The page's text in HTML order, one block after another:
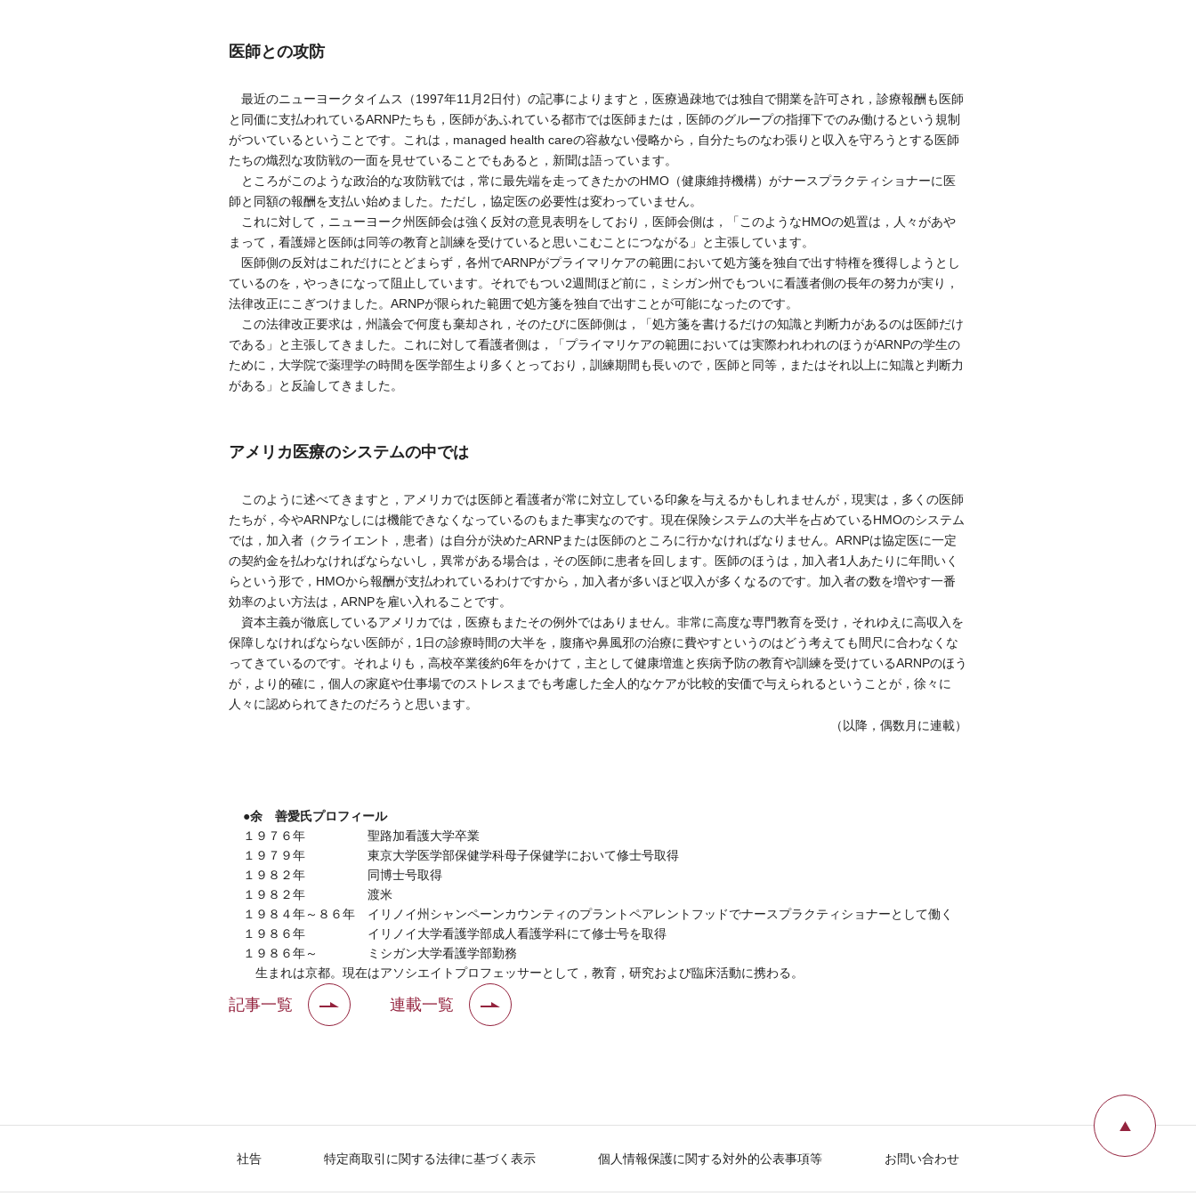
医師との攻防
最近のニューヨークタイムス（1997年11月2日付）の記事によりますと，医療過疎地では独自で開業を許可され，診療報酬も医師
と同価に支払われているARNPたちも，医師があふれている都市では医師または，医師のグループの指揮下でのみ働けるという規制
がついているということです。これは，managed health careの容赦ない侵略から，自分たちのなわ張りと収入を守ろうとする医師
たちの熾烈な攻防戦の一面を見せていることでもあると，新聞は語っています。
ところがこのような政治的な攻防戦では，常に最先端を走ってきたかのHMO（健康維持機構）がナースプラクティショナーに医
師と同額の報酬を支払い始めました。ただし，協定医の必要性は変わっていません。
これに対して，ニューヨーク州医師会は強く反対の意見表明をしており，医師会側は，「このようなHMOの処置は，人々があや
まって，看護婦と医師は同等の教育と訓練を受けていると思いこむことにつながる」と主張しています。
医師側の反対はこれだけにとどまらず，各州でARNPがプライマリケアの範囲において処方箋を独自で出す特権を獲得しようとし
ているのを，やっきになって阻止しています。それでもつい2週間ほど前に，ミシガン州でもついに看護者側の長年の努力が実り，
法律改正にこぎつけました。ARNPが限られた範囲で処方箋を独自で出すことが可能になったのです。
この法律改正要求は，州議会で何度も棄却され，そのたびに医師側は，「処方箋を書けるだけの知識と判断力があるのは医師だけ
である」と主張してきました。これに対して看護者側は，「プライマリケアの範囲においては実際われわれのほうがARNPの学生の
ために，大学院で薬理学の時間を医学部生より多くとっており，訓練期間も長いので，医師と同等，またはそれ以上に知識と判断力
がある」と反論してきました。
アメリカ医療のシステムの中では
このように述べてきますと，アメリカでは医師と看護者が常に対立している印象を与えるかもしれませんが，現実は，多くの医師
たちが，今やARNPなしには機能できなくなっているのもまた事実なのです。現在保険システムの大半を占めているHMOのシステム
では，加入者（クライエント，患者）は自分が決めたARNPまたは医師のところに行かなければなりません。ARNPは協定医に一定
の契約金を払わなければならないし，異常がある場合は，その医師に患者を回します。医師のほうは，加入者1人あたりに年間いく
らという形で，HMOから報酬が支払われているわけですから，加入者が多いほど収入が多くなるのです。加入者の数を増やす一番
効率のよい方法は，ARNPを雇い入れることです。
資本主義が徹底しているアメリカでは，医療もまたその例外ではありません。非常に高度な専門教育を受け，それゆえに高収入を
保障しなければならない医師が，1日の診療時間の大半を，腹痛や鼻風邪の治療に費やすというのはどう考えても間尺に合わなくな
ってきているのです。それよりも，高校卒業後約6年をかけて，主として健康増進と疾病予防の教育や訓練を受けているARNPのほう
が，より的確に，個人の家庭や仕事場でのストレスまでも考慮した全人的なケアが比較的安価で与えられるということが，徐々に
人々に認められてきたのだろうと思います。
（以降，偶数月に連載）
●余 善愛氏プロフィール
１９７６年
聖路加看護大学卒業
１９７９年
東京大学医学部保健学科母子保健学において修士号取得
１９８２年
同博士号取得
１９８２年
渡米
１９８４年～８６年 イリノイ州シャンペーンカウンティのプラントペアレントフッドでナースプラクティショナーとして働く
１９８６年
イリノイ大学看護学部成人看護学科にて修士号を取得
１９８６年～
ミシガン大学看護学部勤務
生まれは京都。現在はアソシエイトプロフェッサーとして，教育，研究および臨床活動に携わる。
記事一覧 連載一覧
社告 特定商取引に関する法律に基づく表示 個人情報保護に関する対外的公表事項等 お問い合わせ